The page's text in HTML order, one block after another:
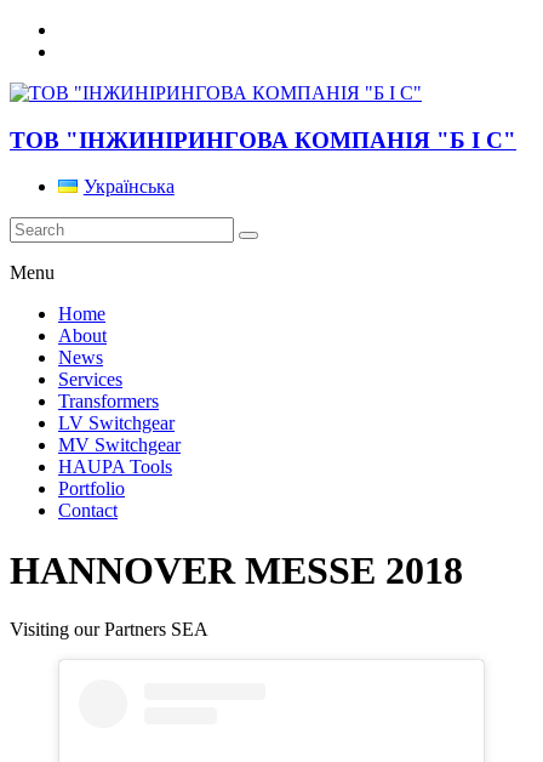
ТОВ "ІНЖИНІРИНГОВА КОМПАНІЯ "Б І С"
Українська
Menu
Home
About
News
Services
Transformers
LV Switchgear
MV Switchgear
HAUPA Tools
Portfolio
Contact
HANNOVER MESSE 2018
Visiting our Partners SEA